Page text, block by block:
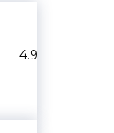
4.9